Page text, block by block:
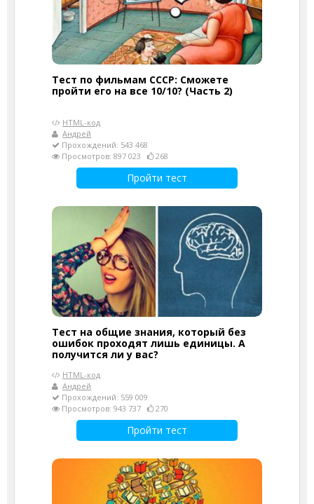
Тест по фильмам СССР: Сможете
пройти его на все 10/10? (Часть 2)
HTML-код
Андрей
Прохождений: 543 468
Просмотров: 897 023
268
Пройти тест
Тест на общие знания, который без
ошибок проходят лишь единицы. А
получится ли у вас?
HTML-код
Андрей
Прохождений: 559 009
Просмотров: 943 737
270
Пройти тест